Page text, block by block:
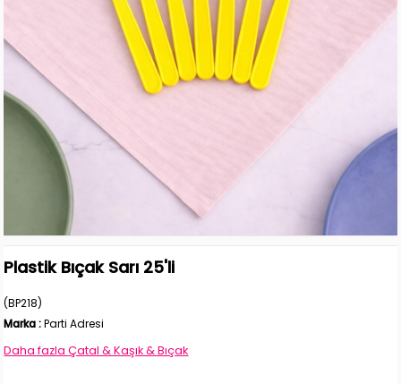
Plastik Bıçak Sarı 25'li
(BP218)
Marka : Parti Adresi
Daha fazlaÇatal & Kaşık & Bıçak